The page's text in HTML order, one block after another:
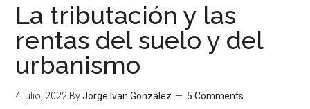
La tributación y las
rentas del suelo y del
urbanismo
4 julio, 2022 ByJorge Ivan González 5 Comments